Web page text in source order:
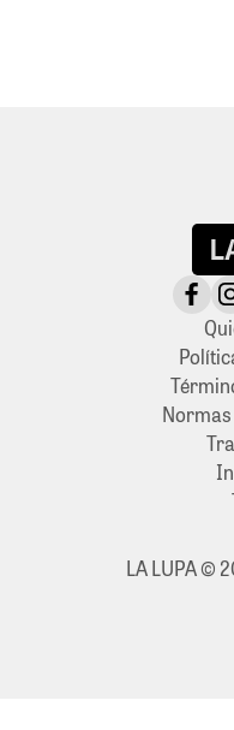
LA LUPA ©